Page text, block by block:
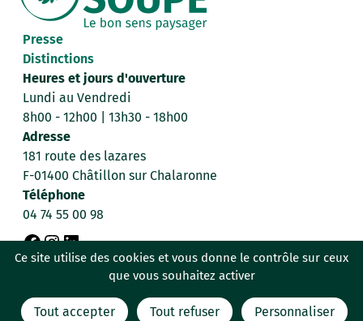
Presse
Distinctions
Heures et jours d'ouverture
Lundi au Vendredi
8h00 - 12h00 | 13h30 - 18h00
Adresse
181 route des lazares
F-01400 Châtillon sur Chalaronne
Téléphone
04 74 55 00 98
F
c
I
s
L
n
Données personnellesMentions légales
Politique de confidentialité
Conditions générales de venteC’est signé Billiotte & Co
Ce site utilise des cookies et vous donne le contrôle sur ceux
que vous souhaitez activer
Tout accepter Tout refuser Personnaliser